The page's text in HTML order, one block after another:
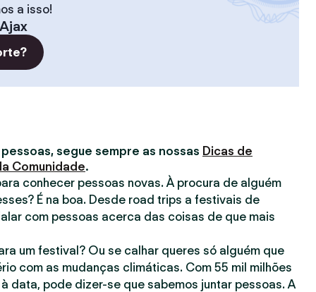
a isso!
Ajax
segue sempre as nossas Dicas de
Comunidade.
conhecer pessoas novas. À procura de alguém
É na boa. Desde road trips a festivais de
com pessoas acerca das coisas de que mais
um festival? Ou se calhar queres só alguém que
com as mudanças climáticas. Com 55 mil milhões
data, pode dizer-se que sabemos juntar pessoas. A